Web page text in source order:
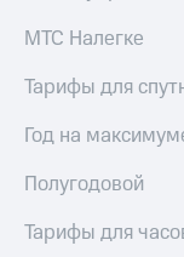
МТС Налегке
Тарифы для
Год на
Полугодовой
Тарифы для